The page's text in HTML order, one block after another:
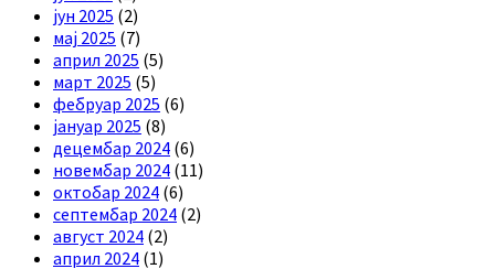
јун 2025 (2)
мај 2025 (7)
април 2025 (5)
март 2025 (5)
фебруар 2025 (6)
јануар 2025 (8)
децембар 2024 (6)
новембар 2024 (11)
октобар 2024 (6)
септембар 2024 (2)
август 2024 (2)
април 2024 (1)